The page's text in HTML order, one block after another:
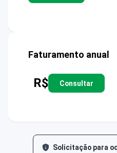
Faturamento anual
R$ Consultar
Solicitação para